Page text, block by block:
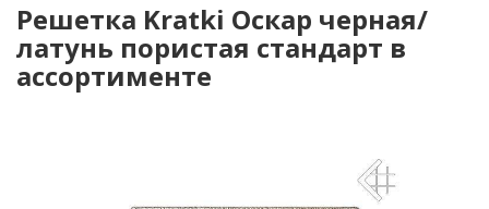
Решетка Kratki Оскар черная/
латунь пористая стандарт в
ассортименте